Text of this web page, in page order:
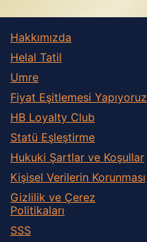
Hakkımızda
Helal Tatil
Umre
Fiyat Eşitlemesi Yapıyoruz
HB Loyalty Club
Statü Eşleştirme
Hukuki Şartlar ve Koşullar
Kişisel Verilerin Korunması
Gizlilik ve Çerez
Politikaları
SSS